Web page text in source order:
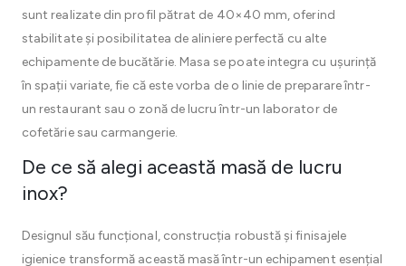
sunt realizate din profil pătrat de 40×40 mm, oferind
stabilitate și posibilitatea de aliniere perfectă cu alte
echipamente de bucătărie. Masa se poate integra cu ușurință
în spații variate, fie că este vorba de o linie de preparare într-
un restaurant sau o zonă de lucru într-un laborator de
cofetărie sau carmangerie.
De ce să alegi această masă de lucru
inox?
Designul său funcțional, construcția robustă și finisajele
igienice transformă această masă într-un echipament esențial